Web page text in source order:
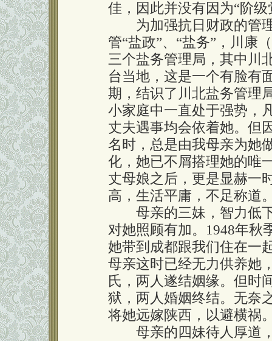
佳，因此并没有因为“阶
为加强抗日财政的管理
管“盐政”、“盐务”，川康
三个盐务管理局，其中川
台当地，这是一个有脸有
期，结识了川北盐务管理
小家庭中一直处于强势，
丈夫遇事均会依着她。但
名时，总是由我母亲为她
化，她已不屑搭理她的唯
丈母娘之后，更是显赫一
高，生活平庸，不足称道
母亲的三妹，智力低下
对她照顾有加。1948年秋
她带到成都跟我们住在一
母亲这时已经无力供养她
氏，两人遂结姻缘。但时
狱，两人婚姻终结。无奈
将她远嫁陕西，以避横祸
母亲的四妹待人厚道，